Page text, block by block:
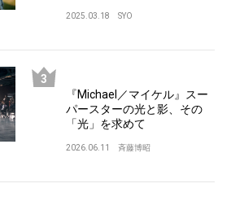
2025.03.18 SYO
『Michael／マイケル』スー
パースターの光と影、その
「光」を求めて
2026.06.11 斉藤博昭